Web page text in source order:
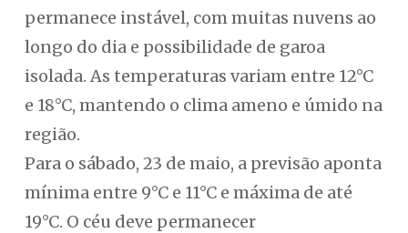
permanece instável, com muitas nuvens ao
longo do dia e possibilidade de garoa
isolada. As temperaturas variam entre 12°C
e 18°C, mantendo o clima ameno e úmido na
região.
Para o sábado, 23 de maio, a previsão aponta
mínima entre 9°C e 11°C e máxima de até
19°C. O céu deve permanecer